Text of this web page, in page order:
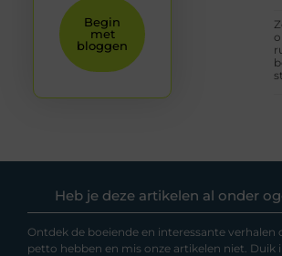
Begin
met
bloggen
Heb je deze artikelen al onder
Ontdek de boeiende en interessante verhalen
petto hebben en mis onze artikelen niet. Duik